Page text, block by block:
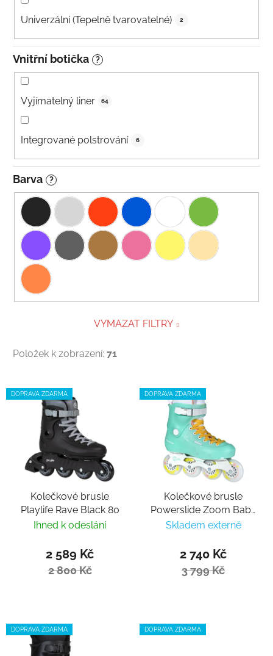
Univerzální (Tepelně tvarovatelné) 2
Vnitřní botička ?
Vyjímatelný liner 64
Integrované polstrování 6
Barva ?
VYMAZAT FILTRY
Položek k zobrazení: 71
Výpis produktů
DOPRAVA ZDARMA
Kolečkové brusle
Playlife Rave Black 80
Ihned k odeslání
2 589 Kč
2 800 Kč
DOPRAVA ZDARMA
Kolečkové brusle
Powerslide Zoom Baby
Blue 80
Skladem externě
2 740 Kč
3 799 Kč
DOPRAVA ZDARMA DOPRAVA ZDARMA